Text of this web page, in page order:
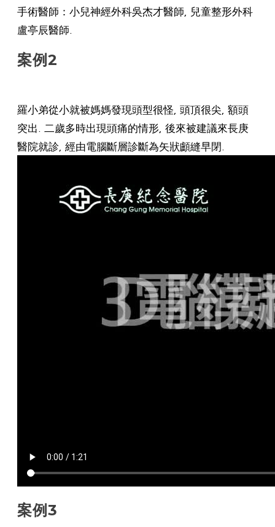
手術醫師：小兒神經外科吳杰才醫師, 兒童整形外科
盧亭辰醫師.
案例2
羅小弟從小就被媽媽發現頭型很怪, 頭頂很尖, 額頭
突出. 二歲多時出現頭痛的情形, 後來被建議來長庚
醫院就診, 經由電腦斷層診斷為矢狀顱縫早閉.
案例3